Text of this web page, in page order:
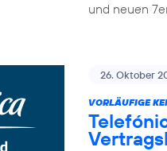
und neuen
26. Oktober
VORLÄUFIGE